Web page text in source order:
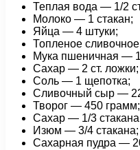
Теплая вода — 1/2
Молоко — 1 стакан;
Яйца — 4 штуки;
Топленое
Мука пшеничная — 1
Сахар — 2 ст. ложки;
Соль — 1 щепотка;
Сливочный сыр —
Творог — 450 грамм;
Сахар — 1/3
Изюм — 3/4 стакана;
Сахарная пудра —